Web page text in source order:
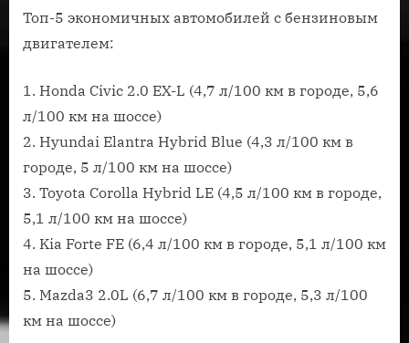
Топ
Топ-5 экономичных автомобилей с бензиновым
двигателем:
1. Honda Civic 2.0 EX-L (4,7 л/100 км в городе, 5,6
л/100 км на шоссе)
2. Hyundai Elantra Hybrid Blue (4,3 л/100 км в
городе, 5 л/100 км на шоссе)
3. Toyota Corolla Hybrid LE (4,5 л/100 км в городе,
5,1 л/100 км на шоссе)
4. Kia Forte FE (6,4 л/100 км в городе, 5,1 л/100 км
на шоссе)
5. Mazda3 2.0L (6,7 л/100 км в городе, 5,3 л/100
км на шоссе)